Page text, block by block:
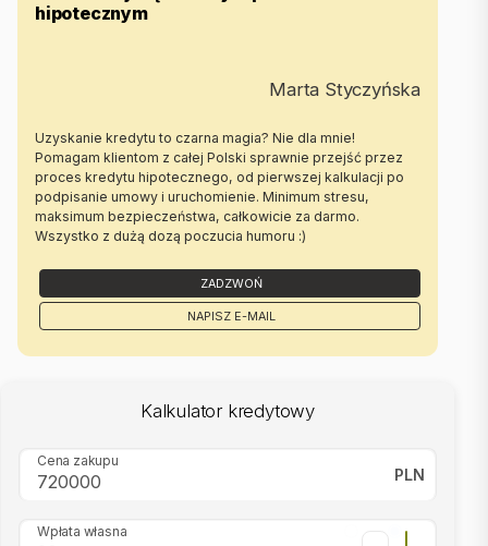
Oddział BS1, Kapelanka |
Oferta wysłana z systemu Galactica Virgo
hipotecznym
Marta Styczyńska
Uzyskanie kredytu to czarna magia? Nie dla mnie!
Pomagam klientom z całej Polski sprawnie przejść przez
proces kredytu hipotecznego, od pierwszej kalkulacji po
podpisanie umowy i uruchomienie. Minimum stresu,
maksimum bezpieczeństwa, całkowicie za darmo.
Wszystko z dużą dozą poczucia humoru :)
ZADZWOŃ
NAPISZ E-MAIL
Kalkulator kredytowy
Cena zakupu
PLN
Wpłata własna